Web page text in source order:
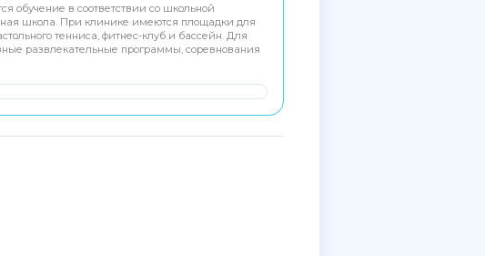
обучение в соответствии со школьной
школа. При клинике имеются площадки для
тенниса, фитнес-клуб и бассейн. Для
развлекательные программы, соревнования